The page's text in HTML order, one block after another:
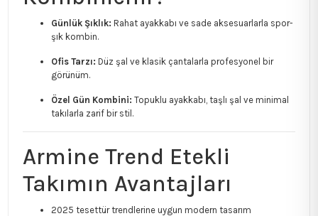
Günlük Şıklık: Rahat ayakkabı ve sade aksesuarlarla spor-
şık kombin.
Ofis Tarzı: Düz şal ve klasik çantalarla profesyonel bir
görünüm.
Özel Gün Kombini: Topuklu ayakkabı, taşlı şal ve minimal
takılarla zarif bir stil.
Armine Trend Etekli
Takımın Avantajları
2025 tesettür trendlerine uygun modern tasarım